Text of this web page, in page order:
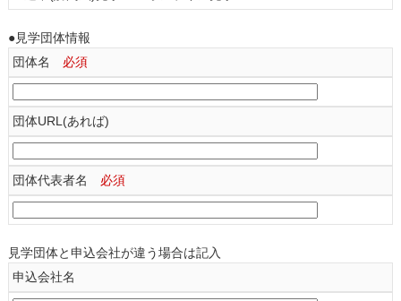
●見学団体情報
団体名 必須
団体URL(あれば)
団体代表者名 必須
見学団体と申込会社が違う場合は記入
申込会社名